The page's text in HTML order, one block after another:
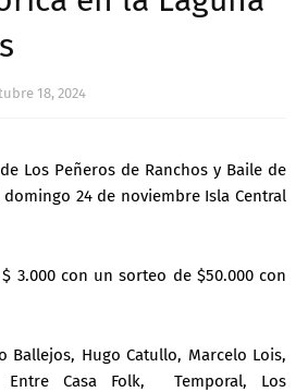
18, 2024
Los Peñeros de Ranchos y Baile de
24 de noviembre Isla Central
3.000 con un sorteo de $50.000 con
Ballejos, Hugo Catullo, Marcelo Lois,
Entre Casa Folk, Temporal, Los